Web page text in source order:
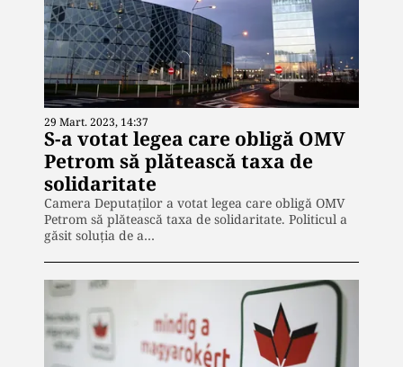
29 Mart. 2023, 14:37
S-a votat legea care obligă OMV
Petrom să plătească taxa de
solidaritate
Camera Deputaților a votat legea care obligă OMV
Petrom să plătească taxa de solidaritate. Politicul a
găsit soluția de a…